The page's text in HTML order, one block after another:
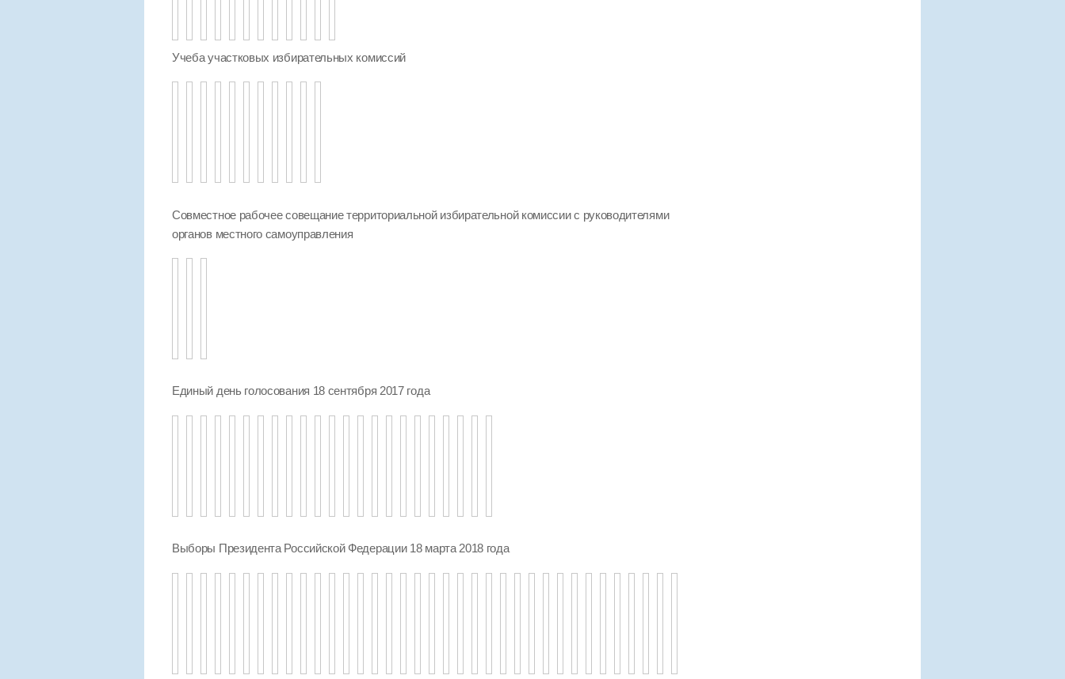
Учеба участковых избирательных комиссий
Совместное рабочее совещание территориальной избирательной комиссии с руководителями
органов местного самоуправления
Единый день голосования 18 сентября 2017 года
Выборы Президента Российской Федерации 18 марта 2018 года